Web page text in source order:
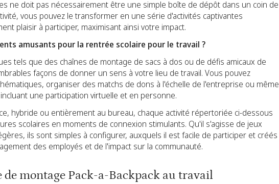
ne doit pas nécessairement être une simple boîte de dépôt dans un coin de
vous pouvez le transformer en une série d'activités captivantes
plaisir à participer, maximisant ainsi votre impact.
amusants pour la rentrée scolaire pour le travail ?
tels que des chaînes de montage de sacs à dos ou de défis amicaux de
façons de donner un sens à votre lieu de travail. Vous pouvez
organiser des matchs de dons à l'échelle de l'entreprise ou même
une participation virtuelle et en personne.
hybride ou entièrement au bureau, chaque activité répertoriée ci-dessous
scolaires en moments de connexion stimulants. Qu'il s'agisse de jeux
ils sont simples à configurer, auxquels il est facile de participer et créés
des employés et de l'impact sur la communauté.
de montage Pack-a-Backpack au travail